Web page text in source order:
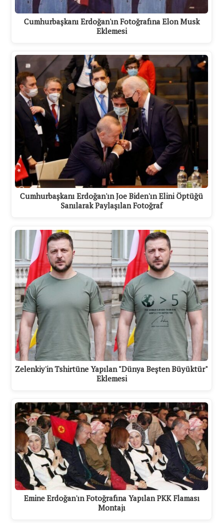
Cumhurbaşkanı Erdoğan'ın Fotoğrafına Elon Musk
Eklemesi
Cumhurbaşkanı Erdoğan'ın Joe Biden'ın Elini Öptüğü
Sanılarak Paylaşılan Fotoğraf
Zelenkiy'in Tshirtüne Yapılan "Dünya Beşten Büyüktür"
Eklemesi
Emine Erdoğan'ın Fotoğrafına Yapılan PKK Flaması
Montajı